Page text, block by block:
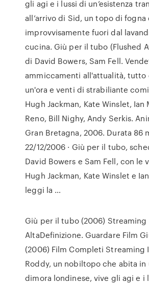
gli agi e i lussi di un’esistenza
all’arrivo di Sid, un topo di fogna
improvvisamente fuori dal
cucina. Giù per il tubo (Flushed
di David Bowers, Sam Fell.
ammiccamenti all'attualità, tutto
un'ora e venti di strabiliante
Hugh Jackman, Kate Winslet, Ian
Reno, Bill Nighy, Andy Serkis.
Gran Bretagna, 2006. Durata 86
22/12/2006 · Giù per il tubo,
David Bowers e Sam Fell, con le
Hugh Jackman, Kate Winslet e
leggi la …
Giù per il tubo (2006) Streaming
AltaDefinizione. Guardare Film
(2006) Film Completi Streaming
Roddy, un nobiltopo che abita in
dimora londinese, vive gli agi e i